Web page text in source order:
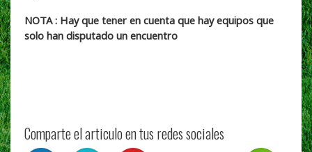
NOTA : Hay que tener en cuenta que hay equipos que
solo han disputado un encuentro
Comparte el articulo en tus redes sociales